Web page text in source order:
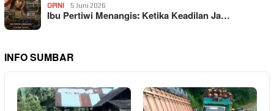
OPINI 5 Juni 2026
Ibu Pertiwi Menangis: Ketika Keadilan Ja…
INFO SUMBAR